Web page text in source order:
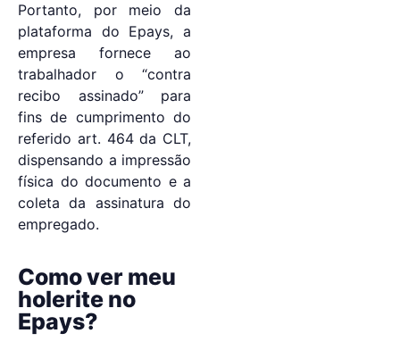
Portanto, por meio da
plataforma do Epays, a
empresa fornece ao
trabalhador o “contra
recibo assinado” para
fins de cumprimento do
referido art. 464 da CLT,
dispensando a impressão
física do documento e a
coleta da assinatura do
empregado.
Como ver meu
holerite no
Epays?